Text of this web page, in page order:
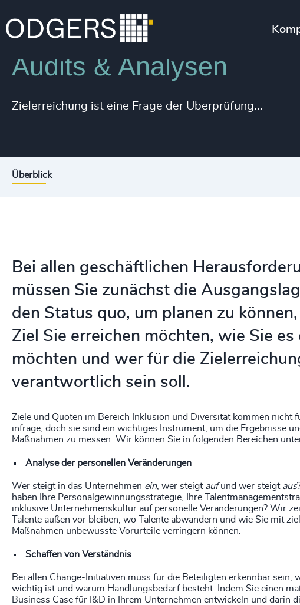
Dienstleistungen Beratung zu Diversität, Gleichstellung & Inklusion
Audits & Analysen
Zielerreichung ist eine Frage der Überprüfung...
Überblick
Bei allen geschäftlichen
müssen Sie zunächst die
den Status quo, um planen zu
Ziel Sie erreichen möchten, wie Sie es
möchten und wer für die
verantwortlich sein soll.
Ziele und Quoten im Bereich Inklusion und Diversität kommen nicht
infrage, doch sie sind ein wichtiges Instrument, um die Ergebnisse
Maßnahmen zu messen. Wir können Sie in folgenden Bereichen
Analyse der personellen Veränderungen
Wer steigt in das Unternehmen ein, wer steigt aufund wer steigt aus
haben Ihre Personalgewinnungsstrategie, Ihre
inklusive Unternehmenskultur auf personelle Veränderungen? Wir
Talente außen vor bleiben, wo Talente abwandern und wie Sie mit
Maßnahmen unbewusste Vorurteile verringern können.
Schaffen von Verständnis
Bei allen Change-Initiativen muss für die Beteiligten erkennbar sein,
wichtig ist und warum Handlungsbedarf besteht. Indem Sie einen
Business Case für I&D in Ihrem Unternehmen entwickeln und darin